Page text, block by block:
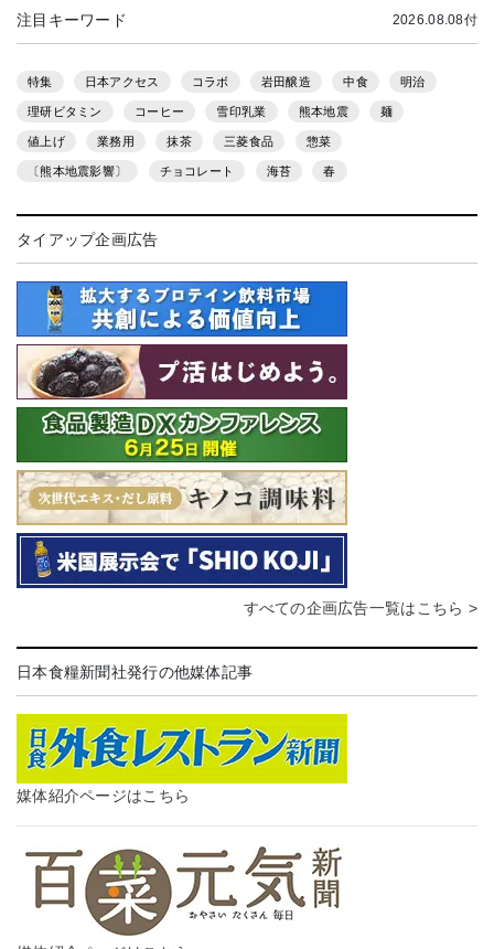
注目キーワード 2026.08.08付
特集 日本アクセス コラボ 岩田醸造 中食 明治
理研ビタミン コーヒー 雪印乳業 熊本地震 麺
値上げ 業務用 抹茶 三菱食品 惣菜
〔熊本地震影響〕 チョコレート 海苔 春
タイアップ企画広告
すべての企画広告一覧はこちら >
日本食糧新聞社発行の他媒体記事
媒体紹介ページはこちら